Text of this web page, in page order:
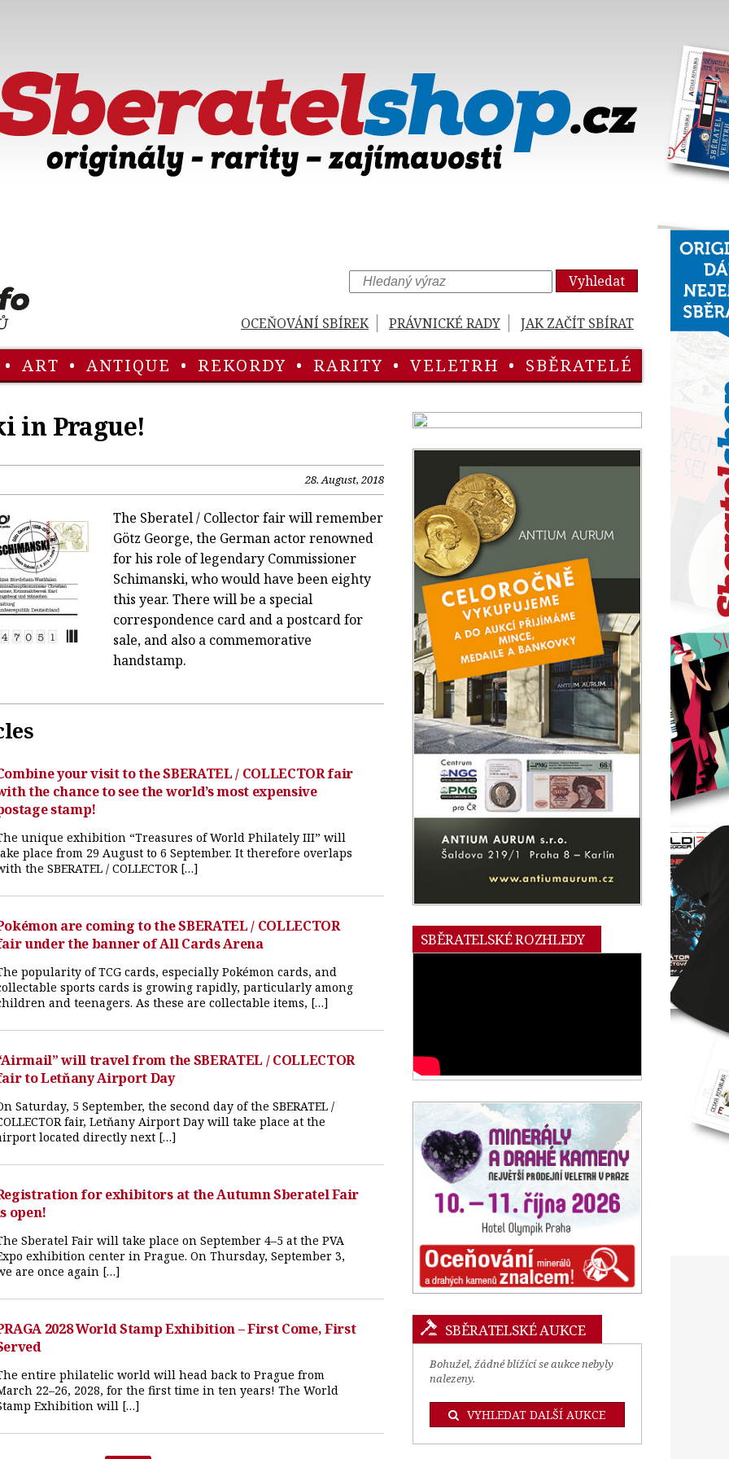
Vyhledat
OCEŇOVÁNÍ SBÍREK PRÁVNICKÉ RADY JAK ZAČÍT SBÍRAT
• ART • ANTIQUE • REKORDY • RARITY • VELETRH • SBĚRATELÉ
in Prague!
28. August, 2018
The Sberatel / Collector fair will remember
Götz George, the German actor renowned
for his role of legendary Commissioner
Schimanski, who would have been eighty
this year. There will be a special
correspondence card and a postcard for
sale, and also a commemorative
handstamp.
your visit to the SBERATEL / COLLECTOR fair
the chance to see the world’s most expensive
stamp!
unique exhibition “Treasures of World Philately III” will
place from 29 August to 6 September. It therefore overlaps
the SBERATEL / COLLECTOR […]
are coming to the SBERATEL / COLLECTOR
under the banner of All Cards Arena
popularity of TCG cards, especially Pokémon cards, and
sports cards is growing rapidly, particularly among
and teenagers. As these are collectable items, […]
will travel from the SBERATEL / COLLECTOR
to Letňany Airport Day
Saturday, 5 September, the second day of the SBERATEL /
fair, Letňany Airport Day will take place at the
located directly next […]
for exhibitors at the Autumn Sberatel Fair
open!
Sberatel Fair will take place on September 4–5 at the PVA
exhibition center in Prague. On Thursday, September 3,
are once again […]
2028 World Stamp Exhibition – First Come, First
entire philatelic world will head back to Prague from
22–26, 2028, for the first time in ten years! The World
Exhibition will […]
SBĚRATELSKÉ ROZHLEDY
SBĚRATELSKÉ AUKCE
Bohužel, žádné blížící se aukce nebyly
nalezeny.
VYHLEDAT DALŠÍ AUKCE